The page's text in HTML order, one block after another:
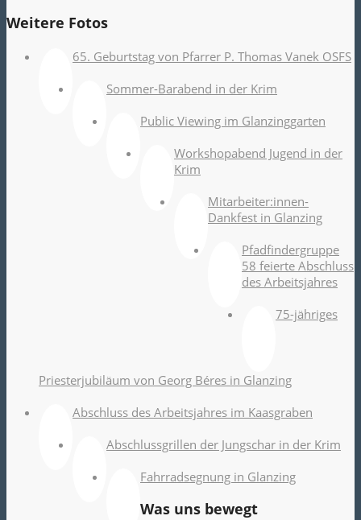
Weitere Fotos
65. Geburtstag von Pfarrer P. Thomas Vanek OSFS
Sommer-Barabend in der Krim
Public Viewing im Glanzinggarten
Workshopabend Jugend in der
Krim
Mitarbeiter:innen-
Dankfest in Glanzing
Pfadfindergruppe
58 feierte Abschluss
des Arbeitsjahres
75-jähriges
Priesterjubiläum von Georg Béres in Glanzing
Abschluss des Arbeitsjahres im Kaasgraben
Abschlussgrillen der Jungschar in der Krim
Fahrradsegnung in Glanzing
Was uns bewegt